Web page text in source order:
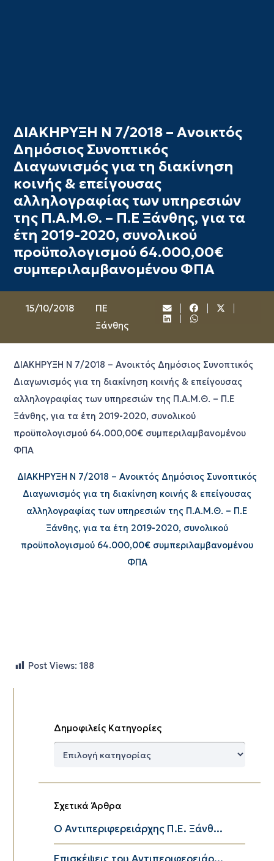
ΔΙΑΚΗΡΥΞΗ Ν 7/2018 – Ανοικτός
Δημόσιος Συνοπτικός
Διαγωνισμός για τη διακίνηση
κοινής & επείγουσας
αλληλογραφίας των υπηρεσιών
της Π.Α.Μ.Θ. – Π.Ε Ξάνθης, για τα
έτη 2019-2020, συνολικού
προϋπολογισμού 64.000,00€
συμπεριλαμβανομένου ΦΠΑ
15/10/2018
ΠΕ
Ξάνθης
ΔΙΑΚΗΡΥΞΗ Ν 7/2018 – Ανοικτός Δημόσιος Συνοπτικός
Διαγωνισμός για τη διακίνηση κοινής & επείγουσας
αλληλογραφίας των υπηρεσιών της Π.Α.Μ.Θ. – Π.Ε
Ξάνθης, για τα έτη 2019-2020, συνολικού
προϋπολογισμού 64.000,00€ συμπεριλαμβανομένου
ΦΠΑ
ΔΙΑΚΗΡΥΞΗ Ν 7/2018 – Ανοικτός Δημόσιος Συνοπτικός
Διαγωνισμός για τη διακίνηση κοινής & επείγουσας
αλληλογραφίας των υπηρεσιών της Π.Α.Μ.Θ. – Π.Ε
Ξάνθης, για τα έτη 2019-2020, συνολικού
προϋπολογισμού 64.000,00€ συμπεριλαμβανομένου
ΦΠΑ
Post Views: 188
Δημοφιλείς Κατηγορίες
Δημοφιλείς
Σχετικά Άρθρα
Ο Αντιπεριφερειάρχης Π.Ε. Ξάνθ...